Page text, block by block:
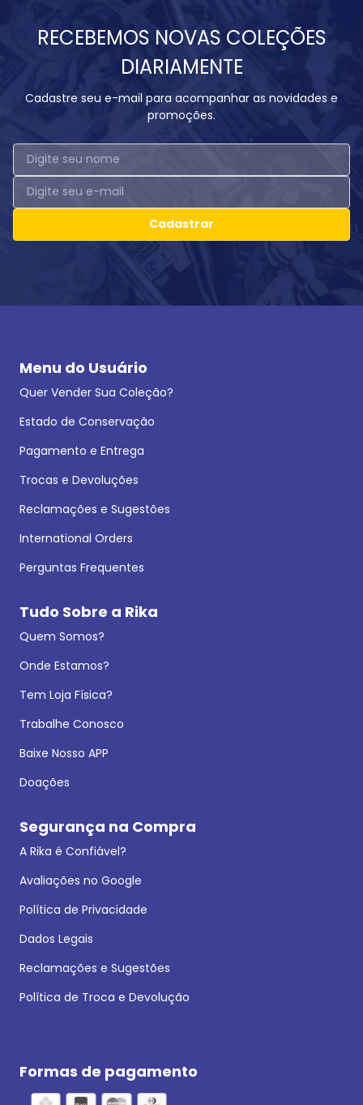
RECEBEMOS NOVAS COLEÇÕES
DIARIAMENTE
Cadastre seu e-mail para acompanhar as novidades e
promoções.
Cadastrar
Menu do Usuário
Quer Vender Sua Coleção?
Estado de Conservação
Pagamento e Entrega
Trocas e Devoluções
Reclamações e Sugestões
International Orders
Perguntas Frequentes
Tudo Sobre a Rika
Quem Somos?
Onde Estamos?
Tem Loja Física?
Trabalhe Conosco
Baixe Nosso APP
Doações
Segurança na Compra
A Rika é Confiável?
Avaliações no Google
Política de Privacidade
Dados Legais
Reclamações e Sugestões
Política de Troca e Devolução
Formas de pagamento